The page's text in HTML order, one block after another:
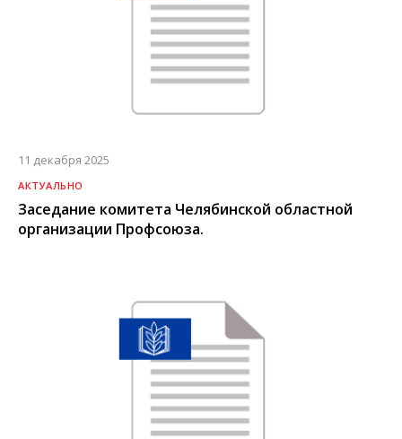
11 декабря 2025
АКТУАЛЬНО
Заседание комитета Челябинской областной
организации Профсоюза.